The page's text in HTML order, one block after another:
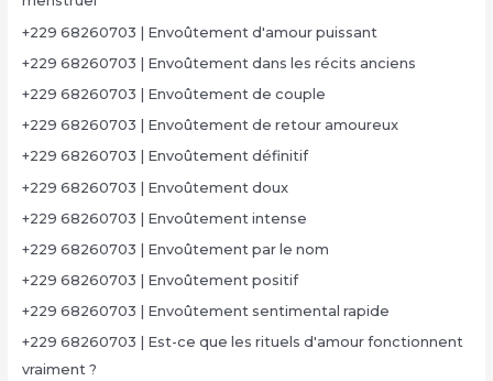
+229 68260703 | Envoûtement d'amour puissant
+229 68260703 | Envoûtement dans les récits anciens
+229 68260703 | Envoûtement de couple
+229 68260703 | Envoûtement de retour amoureux
+229 68260703 | Envoûtement définitif
+229 68260703 | Envoûtement doux
+229 68260703 | Envoûtement intense
+229 68260703 | Envoûtement par le nom
+229 68260703 | Envoûtement positif
+229 68260703 | Envoûtement sentimental rapide
+229 68260703 | Est-ce que les rituels d'amour fonctionnent
vraiment ?